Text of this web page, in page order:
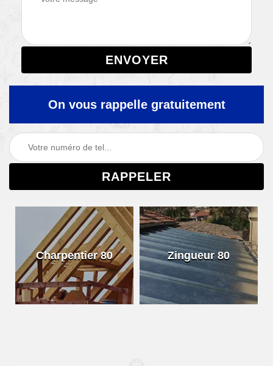
On vous rappelle gratuitement
Charpentier 80 Zingueur 80